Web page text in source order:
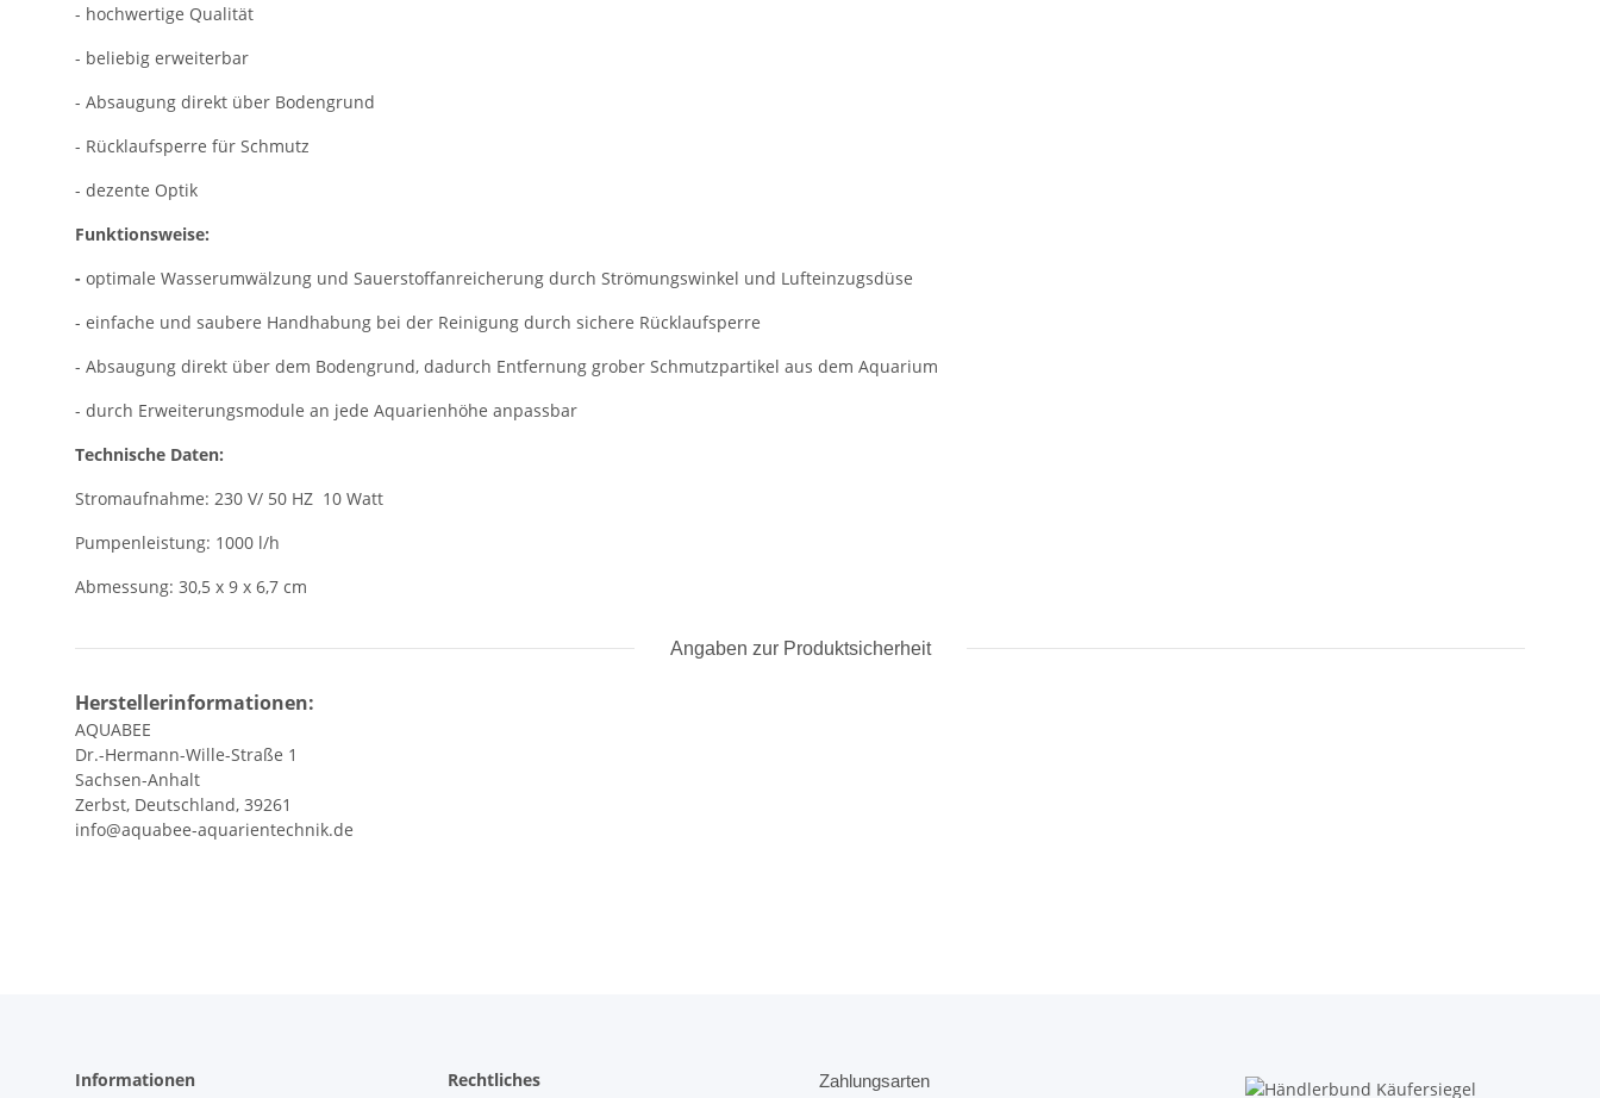
- hochwertige Qualität
- beliebig erweiterbar
- Absaugung direkt über Bodengrund
- Rücklaufsperre für Schmutz
- dezente Optik
Funktionsweise:
- optimale Wasserumwälzung und Sauerstoffanreicherung durch Strömungswinkel und Lufteinzugsdüse
- einfache und saubere Handhabung bei der Reinigung durch sichere Rücklaufsperre
- Absaugung direkt über dem Bodengrund, dadurch Entfernung grober Schmutzpartikel aus dem Aquarium
- durch Erweiterungsmodule an jede Aquarienhöhe anpassbar
Technische Daten:
Stromaufnahme: 230 V/ 50 HZ 10 Watt
Pumpenleistung: 1000 l/h
Abmessung: 30,5 x 9 x 6,7 cm
Angaben zur Produktsicherheit
Herstellerinformationen:
AQUABEE
Dr.-Hermann-Wille-Straße 1
Sachsen-Anhalt
Zerbst, Deutschland, 39261
info@aquabee-aquarientechnik.de
Informationen Rechtliches Zahlungsarten